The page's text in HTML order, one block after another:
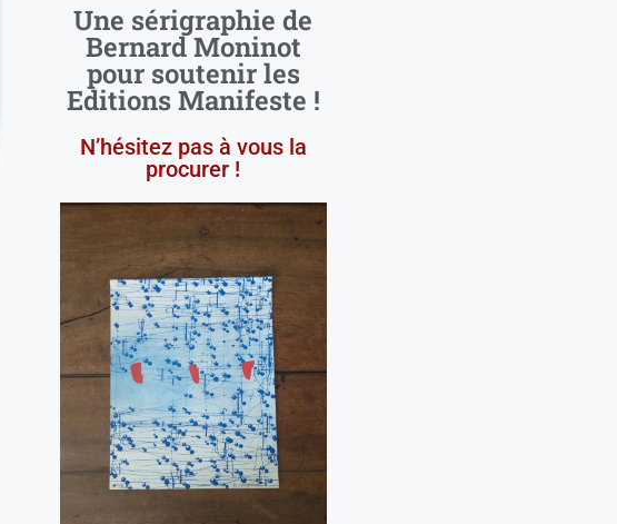
Une sérigraphie de
Bernard Moninot
pour soutenir les
Editions Manifeste !
N’hésitez pas à vous la
procurer !